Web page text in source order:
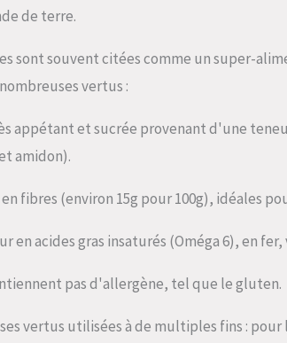
de terre.
sont souvent citées comme un super-
vertus :
appétant et sucrée provenant d'une
amidon).
en fibres (environ 15g pour 100g), idéales
en acides gras insaturés (Oméga 6), en
pas d'allergène, tel que le gluten.
vertus utilisées à de multiples fins :